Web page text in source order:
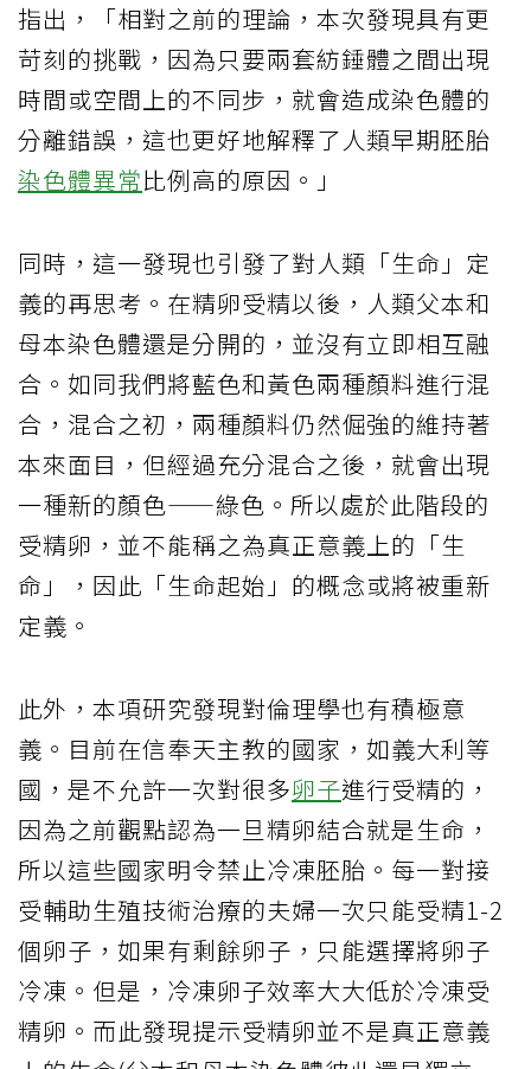
指出，「相對之前的理論，本次發現具有更
苛刻的挑戰，因為只要兩套紡錘體之間出現
時間或空間上的不同步，就會造成染色體的
分離錯誤，這也更好地解釋了人類早期胚胎
染色體異常比例高的原因。」
同時，這一發現也引發了對人類「生命」定
義的再思考。在精卵受精以後，人類父本和
母本染色體還是分開的，並沒有立即相互融
合。如同我們將藍色和黃色兩種顏料進行混
合，混合之初，兩種顏料仍然倔強的維持著
本來面目，但經過充分混合之後，就會出現
一種新的顏色——綠色。所以處於此階段的
受精卵，並不能稱之為真正意義上的「生
命」，因此「生命起始」的概念或將被重新
定義。
此外，本項研究發現對倫理學也有積極意
義。目前在信奉天主教的國家，如義大利等
國，是不允許一次對很多卵子進行受精的，
因為之前觀點認為一旦精卵結合就是生命，
所以這些國家明令禁止冷凍胚胎。每一對接
受輔助生殖技術治療的夫婦一次只能受精1-2
個卵子，如果有剩餘卵子，只能選擇將卵子
冷凍。但是，冷凍卵子效率大大低於冷凍受
精卵。而此發現提示受精卵並不是真正意義